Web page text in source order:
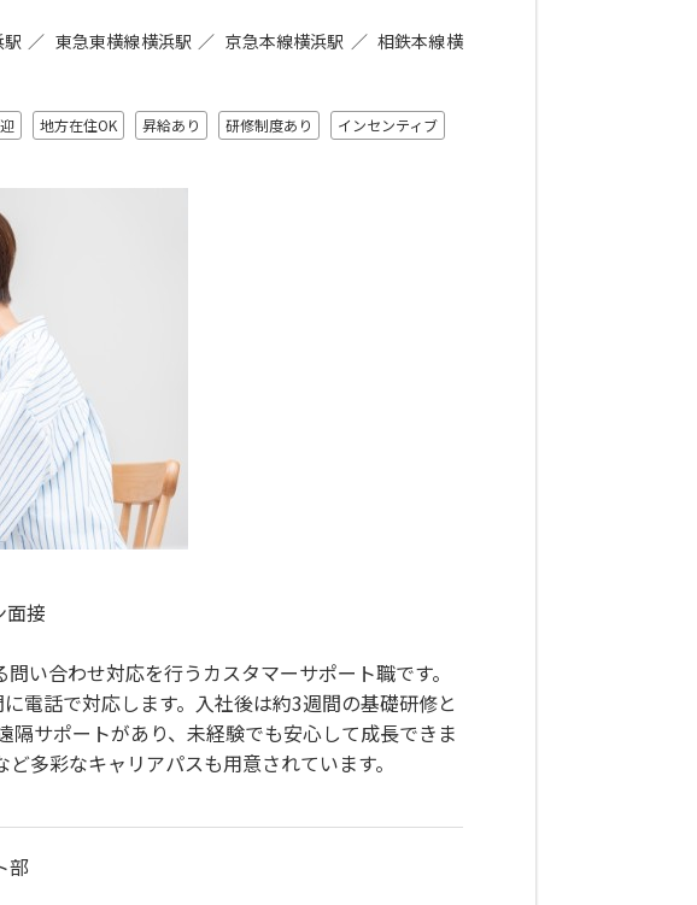
東急東横線横浜駅 京急本線横浜駅
相鉄本線横
地方在住OK 昇給あり 研修制度あり インセンティブ
面接
い合わせ対応を行うカスタマーサポート職です。
電話で対応します。入社後は約3週間の基礎研修と
サポートがあり、未経験でも安心して成長できま
多彩なキャリアパスも用意されています。
部